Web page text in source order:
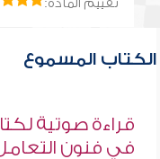
تقييم المادة:
الكتاب المسموع
قراءة صوتية
في فنون